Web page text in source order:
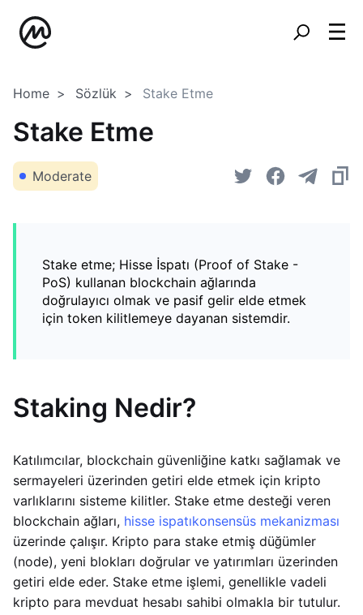
Home Sözlük Stake Etme
Stake Etme
Moderate
Stake etme; Hisse İspatı (Proof of Stake -
PoS) kullanan blockchain ağlarında
doğrulayıcı olmak ve pasif gelir elde etmek
için token kilitlemeye dayanan sistemdir.
Staking Nedir?
Katılımcılar, blockchain güvenliğine katkı sağlamak ve
sermayeleri üzerinden getiri elde etmek için kripto
varlıklarını sisteme kilitler. Stake etme desteği veren
blockchain ağları, hisse ispatıkonsensüs mekanizması
üzerinde çalışır. Kripto para stake etmiş düğümler
(node), yeni blokları doğrular ve yatırımları üzerinden
getiri elde eder. Stake etme işlemi, genellikle vadeli
kripto para mevduat hesabı sahibi olmakla bir tutulur.